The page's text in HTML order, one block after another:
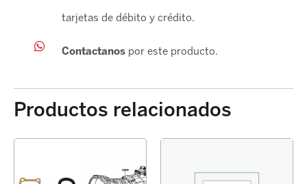
tarjetas de débito y crédito.
Contactanospor este producto.
Productos relacionados